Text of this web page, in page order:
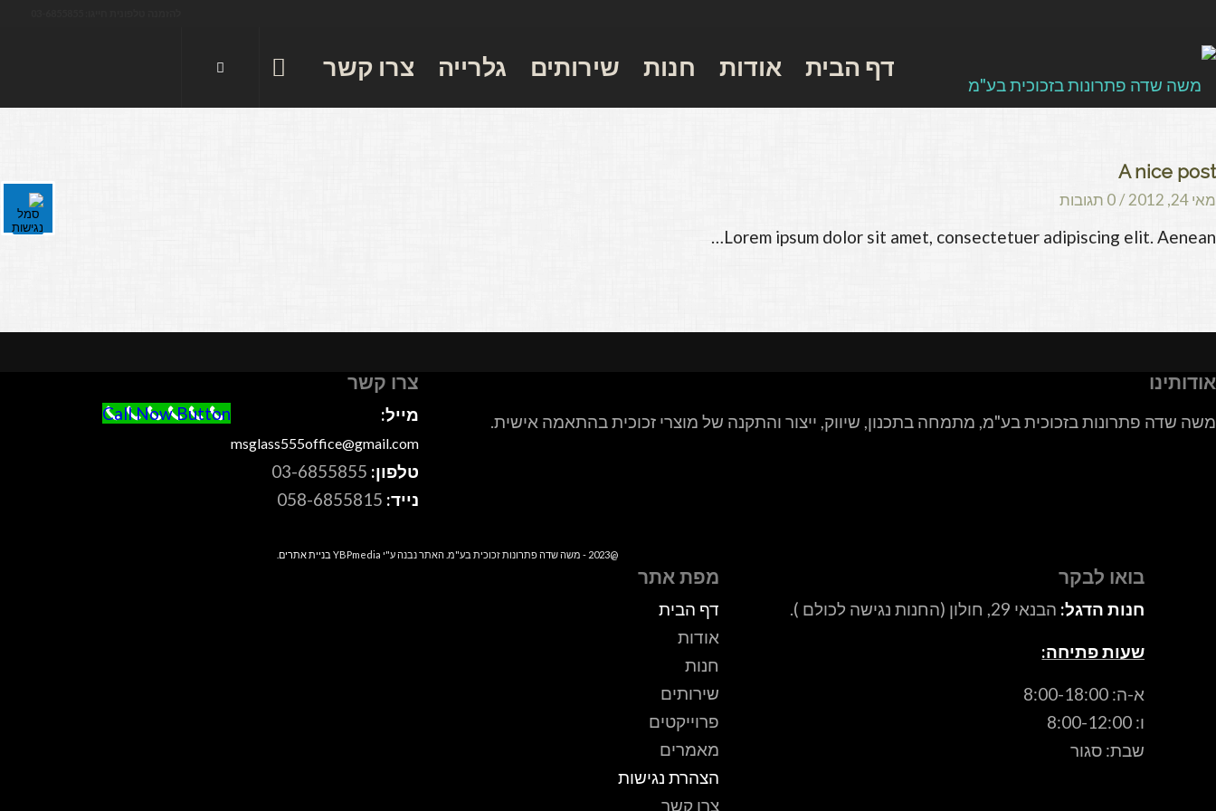
דף הבית אודות חנות שירותים גלרייה צרו קשר
A nice post
מאי 24, 2012 /0 תגובות
Lorem ipsum dolor sit amet, consectetuer adipiscing elit. Aenean…
אודותינו
משה שדה פתרונות בזכוכית בע"מ, מתמחה בתכנון, שיווק, ייצור והתקנה של מוצרי זכוכית בהתאמה אישית.
צרו קשר
מייל:
msglass555office@gmail.com
טלפון:
נייד: 058-6855815
בואו לבקר
חנות הדגל: הבנאי 29, חולון (החנות נגישה לכולם ).
שעות פתיחה:
א-ה: 8:00-18:00
ו: 8:00-12:00
שבת: סגור
מפת אתר
דף הבית
אודות
חנות
שירותים
פרוייקטים
מאמרים
הצהרת נגישות
צרו קשר
@2023 - משה שדה פתרונות זכוכית בע"מ. האתר נבנה ע"י YBPmedia בניית אתרים
Call Now Button